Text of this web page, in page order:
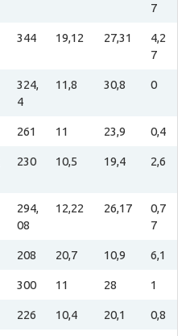
7
344 19,12 27,31
4,2
7
324,
4
11,8 30,8 0
261 11 23,9 0,4
230 10,5 19,4 2,6
294,
08
12,22 26,17
0,7
7
208 20,7 10,9 6,1
300 11 28 1
226 10,4 20,1 0,8